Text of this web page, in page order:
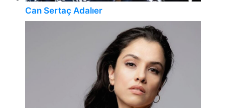
Can Sertaç Adalıer